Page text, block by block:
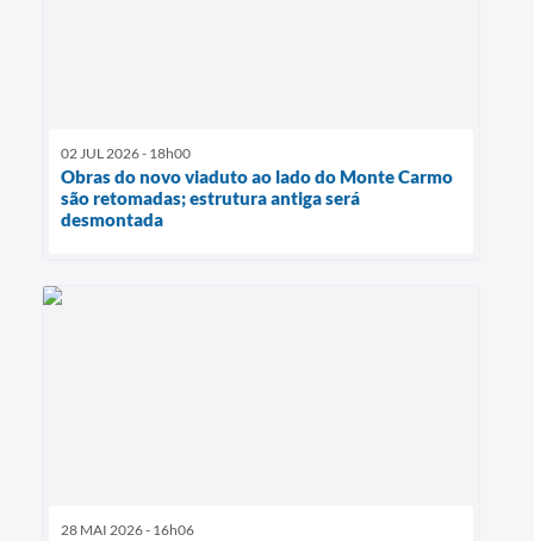
02 JUL 2026 - 18h00
Obras do novo viaduto ao lado do Monte Carmo
são retomadas; estrutura antiga será
desmontada
28 MAI 2026 - 16h06